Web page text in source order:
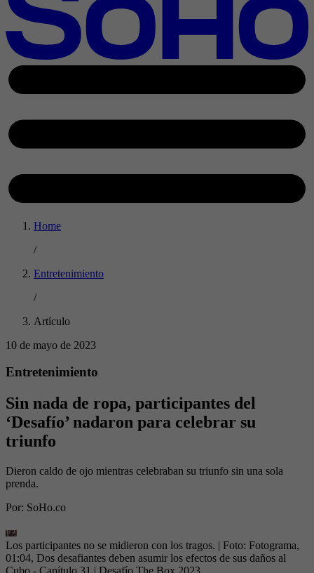
Home
/
Entretenimiento
/
Artículo
10 de mayo de 2023
Entretenimiento
Sin nada de ropa, participantes del
‘Desafío’ nadaron para celebrar su
triunfo
Dieron caldo de ojo mientras celebraban su triunfo sin una sola
prenda.
Por: SoHo.co
Los participantes no se midieron con los tragos. | Foto: Fotograma,
01:04, Dos desafiantes deben asumir los efectos de sus daños al